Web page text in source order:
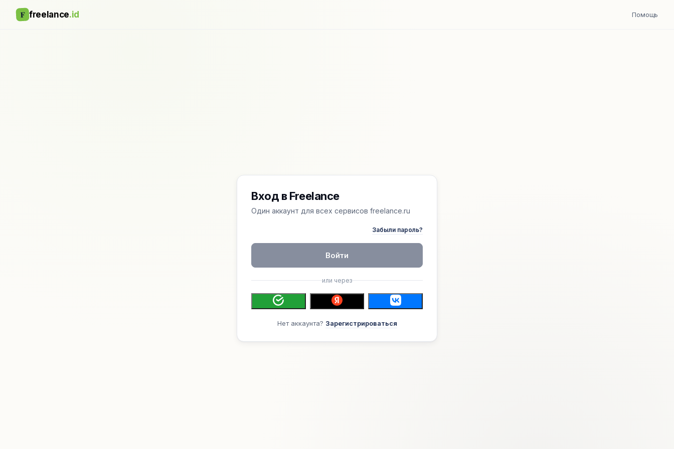
F freelance.id Помощь
Вход в Freelance
Один аккаунт для всех сервисов freelance.ru
Забыли пароль?
Войти
или через
Нет аккаунта? Зарегистрироваться